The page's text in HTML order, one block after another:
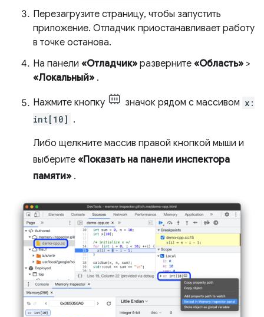
Перезагрузите страницу, чтобы запустить
приложение. Отладчик приостанавливает работу
в точке останова.
На панели «Отладчик» разверните «Область» >
«Локальный» .
Нажмите кнопку значок рядом с массивом x:
int[10] .
Либо щелкните массив правой кнопкой мыши и
выберите «Показать на панели инспектора
памяти» .